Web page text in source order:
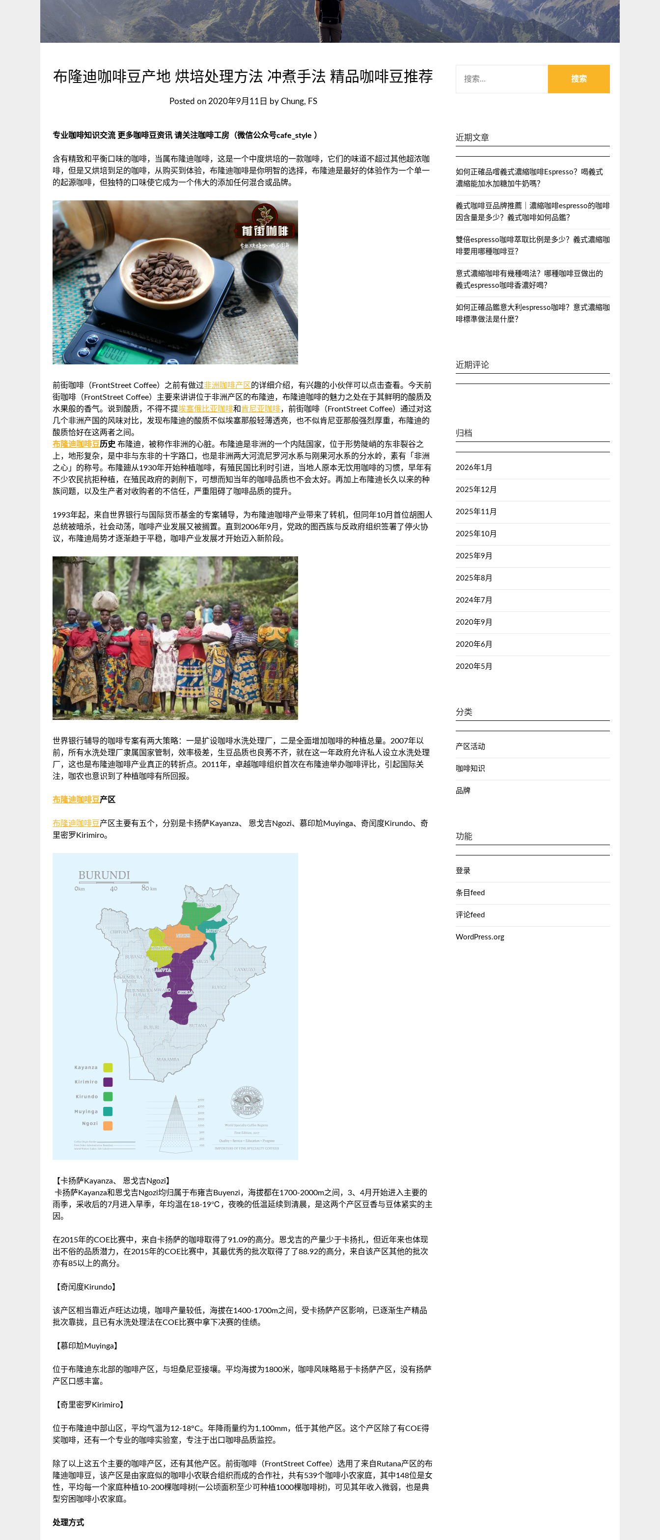
布隆迪咖啡豆产地 烘培处理方法 冲煮手法 精品咖啡豆推荐
Posted on 2020年9月11日 by Chung, FS
专业咖啡知识交流 更多咖啡豆资讯 请关注咖啡工房（微信公众号cafe_style ）
含有精致和平衡口味的咖啡，当属布隆迪咖啡，这是一个中度烘培的一款咖啡，它们的味道不超过其他超浓咖
啡，但是又烘培到足的咖啡，从购买到体验，布隆迪咖啡是你明智的选择，布隆迪是最好的体验作为一个单一
的起源咖啡，但独特的口味使它成为一个伟大的添加任何混合或品牌。
前街咖啡（FrontStreet Coffee）之前有做过非洲咖啡产区的详细介绍，有兴趣的小伙伴可以点击查看。今天前
街咖啡（FrontStreet Coffee）主要来讲讲位于非洲产区的布隆迪，布隆迪咖啡的魅力之处在于其鲜明的酸质及
水果般的香气。说到酸质，不得不提埃塞俄比亚咖啡和肯尼亚咖啡，前街咖啡（FrontStreet Coffee）通过对这
几个非洲产国的风味对比，发现布隆迪的酸质不似埃塞那般轻薄透亮，也不似肯尼亚那般强烈厚重，布隆迪的
酸质恰好在这两者之间。
布隆迪咖啡豆历史 布隆迪，被称作非洲的心脏。布隆迪是非洲的一个内陆国家，位于形势陡峭的东非裂谷之
上，地形复杂，是中非与东非的十字路口，也是非洲两大河流尼罗河水系与刚果河水系的分水岭，素有「非洲
之心」的称号。布隆廸从1930年开始种植咖啡，有殖民国比利时引进，当地人原本无饮用咖啡的习惯，早年有
不少农民抗拒种植，在殖民政府的剥削下，可想而知当年的咖啡品质也不会太好。再加上布隆迪长久以来的种
族问题，以及生产者对收购者的不信任，严重阻碍了咖啡品质的提升。
1993年起，来自世界银行与国际货币基金的专案辅导，为布隆迪咖啡产业带来了转机，但同年10月首位胡图人
总统被暗杀，社会动荡，咖啡产业发展又被搁置。直到2006年9月，党政的图西族与反政府组织签署了停火协
议，布隆迪局势才逐渐趋于平稳，咖啡产业发展才开始迈入新阶段。
世界银行辅导的咖啡专案有两大策略：一是扩设咖啡水洗处理厂，二是全面增加咖啡的种植总量。2007年以
前，所有水洗处理厂隶属国家管制，效率极差，生豆品质也良莠不齐，就在这一年政府允许私人设立水洗处理
厂，这也是布隆迪咖啡产业真正的转折点。2011年，卓越咖啡组织首次在布隆迪举办咖啡评比，引起国际关
注，咖农也意识到了种植咖啡有所回报。
布隆迪咖啡豆产区
布隆迪咖啡豆 产区主要有五个，分别是卡扬萨Kayanza、 恩戈吉Ngozi、慕印尬Muyinga、奇闰度Kirundo、奇
里密罗Kirimiro。
【卡扬萨Kayanza、 恩戈吉Ngozi】
卡扬萨Kayanza和恩戈吉Ngozi均归属于布雍吉Buyenzi，海拔都在1700-2000m之间，3、4月开始进入主要的
雨季，采收后的7月进入旱季，年均温在18-19℃，夜晚的低温延续到清晨，是这两个产区豆香与豆体紧实的主
因。
在2015年的COE比赛中，来自卡扬萨的咖啡取得了91.09的高分。恩戈吉的产量少于卡扬扎，但近年来也体现
出不俗的品质潜力，在2015年的COE比赛中，其最优秀的批次取得了了88.92的高分，来自该产区其他的批次
亦有85以上的高分。
【奇闰度Kirundo】
该产区相当靠近卢旺达边境，咖啡产量较低，海拔在1400-1700m之间，受卡扬萨产区影响，已逐渐生产精品
批次靠拢，且已有水洗处理法在COE比赛中拿下决赛的佳绩。
【慕印尬Muyinga】
位于布隆迪东北部的咖啡产区，与坦桑尼亚接壤。平均海拔为1800米，咖啡风味略易于卡扬萨产区，没有扬萨
产区口感丰富。
【奇里密罗Kirimiro】
位于布隆迪中部山区，平均气温为12-18°C。年降雨量约为1,100mm，低于其他产区。这个产区除了有COE得
奖咖啡，还有一个专业的咖啡实验室，专注于出口咖啡品质监控。
除了以上这五个主要的咖啡产区，还有其他产区。前街咖啡（FrontStreet Coffee）选用了来自Rutana产区的布
隆迪咖啡豆，该产区是由家庭似的咖啡小农联合组织而成的合作社，共有539个咖啡小农家庭，其中148位是女
性，平均每一个家庭种植10-200棵咖啡树(一公顷面积至少可种植1000棵咖啡树)，可见其年收入微弱，也是典
型穷困咖啡小农家庭。
处理方式
索：
近期文章
如何正確品嚐義式濃縮咖啡Espresso？喝義式
濃縮能加水加糖加牛奶嗎？
義式咖啡豆品牌推薦｜濃縮咖啡espresso的咖啡
因含量是多少？義式咖啡如何品鑑？
雙倍espresso咖啡萃取比例是多少？義式濃縮咖
啡要用哪種咖啡豆？
意式濃縮咖啡有幾種喝法？哪種咖啡豆做出的
義式espresso咖啡香濃好喝？
如何正確品鑑意大利espresso咖啡？意式濃縮咖
啡標準做法是什麼？
近期评论
归档
2026年1月
2025年12月
2025年11月
2025年10月
2025年9月
2025年8月
2024年7月
2020年9月
2020年6月
2020年5月
分类
产区活动
咖啡知识
品牌
功能
登录
条目feed
评论feed
WordPress.org